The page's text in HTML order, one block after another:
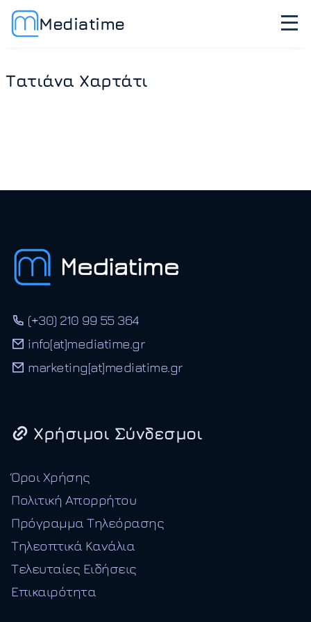
Mediatime
Τατιάνα Χαρτάτι
(+30) 210 99 55 364
info[at]mediatime.gr
marketing[at]mediatime.gr
Χρήσιμοι Σύνδεσμοι
Όροι Χρήσης
Πολιτική Απορρήτου
Πρόγραμμα Τηλεόρασης
Τηλεοπτικά Κανάλια
Τελευταίες Ειδήσεις
Επικαιρότητα